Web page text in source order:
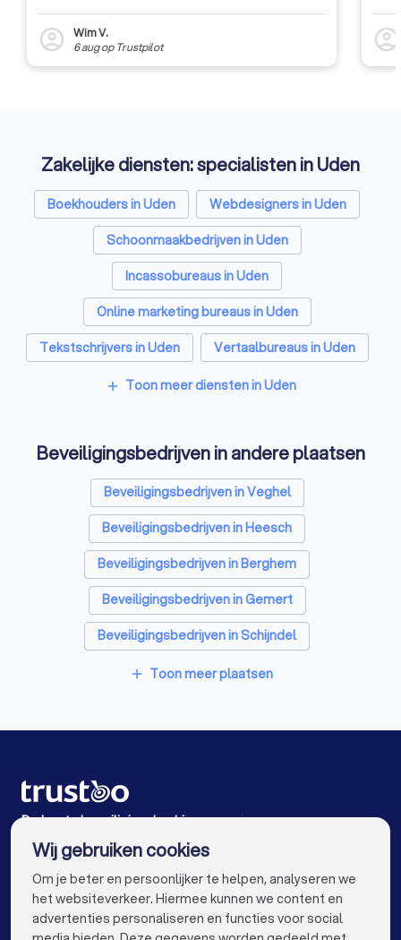
account_circle
Wim V.
6 augop Trustpilot account_circle
Zakelijke diensten: specialisten in Uden
Boekhouders in Uden
Webdesigners in Uden
Schoonmaakbedrijven in Uden
Incassobureaus in Uden
Online marketing bureaus in Uden
Tekstschrijvers in Uden
Vertaalbureaus in Uden
SEO-specialisten in Uden
Reclamebureaus in Uden
Accountants in Uden
add Toon meer diensten in Uden
Beveiligingsbedrijven in andere plaatsen
Beveiligingsbedrijven in Veghel
Beveiligingsbedrijven in Heesch
Beveiligingsbedrijven in Berghem
Beveiligingsbedrijven in Gemert
Beveiligingsbedrijven in Schijndel
Beveiligingsbedrijven in Geffen
Beveiligingsbedrijven in Sint-Oedenrode
Beveiligingsbedrijven in Amsterdam
Beveiligingsbedrijven in Rotterdam
Beveiligingsbedrijven in Den Haag
add Toon meer plaatsen
De beste beveiligingsbedrijven voor jou
Wij gebruiken cookies
Om je beter en persoonlijker te helpen, analyseren we
het websiteverkeer. Hiermee kunnen we content en
advertenties personaliseren en functies voor social